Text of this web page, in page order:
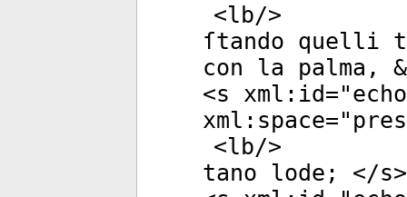
<lb/>
ſtando quelli
con la palma,
<s xml:id="
xml:space="
<lb/>
tano lode; </s>